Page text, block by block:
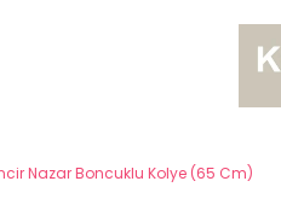
Nazar Boncuklu Kolye (65 Cm)